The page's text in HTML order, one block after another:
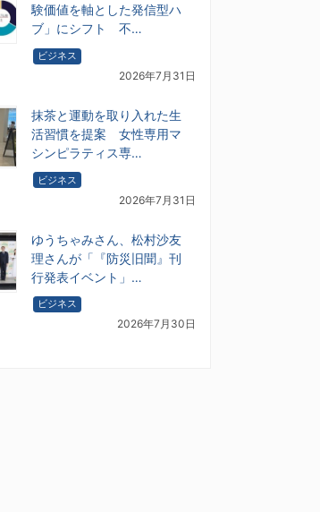
験価値を軸とした発信型ハ
ブ」にシフト 不…
ビジネス
2026年7月31日
抹茶と運動を取り入れた生
活習慣を提案 女性専用マ
シンピラティス専…
ビジネス
2026年7月31日
ゆうちゃみさん、松村沙友
理さんが「『防災旧聞』刊
行発表イベント」…
ビジネス
2026年7月30日